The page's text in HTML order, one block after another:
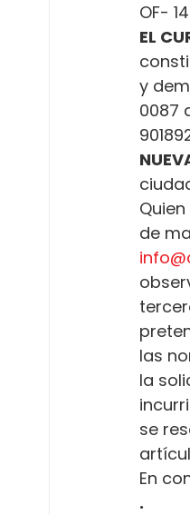
OF-
EL
y
0087
de
las
la
se
En
.